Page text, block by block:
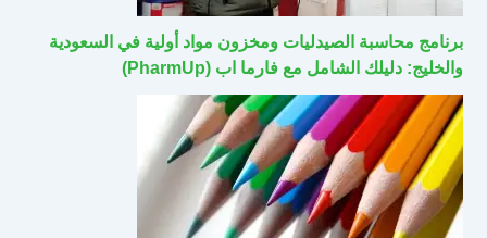
برنامج محاسبة الصيدليات ومخزون مواد أولية في السعودية
والخليج: دليلك الشامل مع فارما اب (PharmUp)